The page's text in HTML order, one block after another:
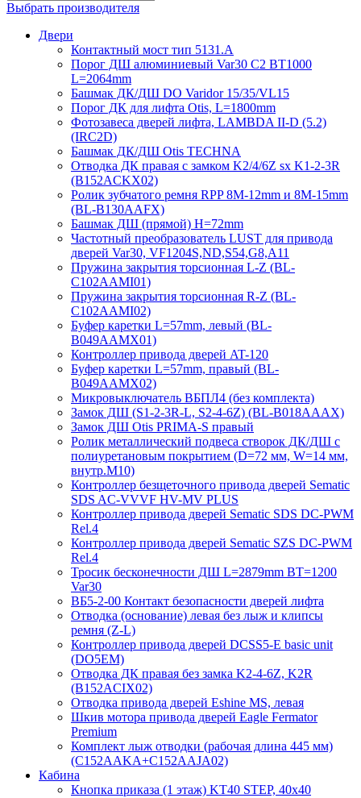
Выбрать производителя
Двери
Контактный мост тип 5131.A
Порог ДШ алюминиевый Var30 C2 BT1000
L=2064mm
Башмак ДК/ДШ DO Varidor 15/35/VL15
Порог ДК для лифта Otis, L=1800mm
Фотозавеса дверей лифта, LAMBDA II-D (5.2)
(IRC2D)
Башмак ДК/ДШ Otis TECHNA
Отводка ДК правая с замком K2/4/6Z sx K1-2-3R
(B152ACKX02)
Ролик зубчатого ремня RPP 8M-12mm и 8M-15mm
(BL-B130AAFX)
Башмак ДШ (прямой) H=72mm
Частотный преобразователь LUST для привода
дверей Var30, VF1204S,ND,S54,G8,A11
Пружина закрытия торсионная L-Z (BL-
C102AAMI01)
Пружина закрытия торсионная R-Z (BL-
C102AAMI02)
Буфер каретки L=57mm, левый (BL-
B049AAMX01)
Контроллер привода дверей AT-120
Буфер каретки L=57mm, правый (BL-
B049AAMX02)
Микровыключатель ВБПЛ4 (без комплекта)
Замок ДШ (S1-2-3R-L, S2-4-6Z) (BL-B018AAAX)
Замок ДШ Otis PRIMA-S правый
Ролик металлический подвеса створок ДК/ДШ с
полиуретановым покрытием (D=72 мм, W=14 мм,
внутр.М10)
Контроллер безщеточного привода дверей Sematiс
SDS AC-VVVF HV-MV PLUS
Контроллер привода дверей Sematic SDS DC-PWM
Rel.4
Контроллер привода дверей Sematic SZS DC-PWM
Rel.4
Тросик бесконечности ДШ L=2879mm BT=1200
Var30
ВБ5-2-00 Контакт безопасности дверей лифта
Отводка (основание) левая без лыж и клипсы
ремня (Z-L)
Контроллер привода дверей DCSS5-E basic unit
(DO5EM)
Отводка ДК правая без замка K2-4-6Z, K2R
(B152ACIX02)
Отводка привода дверей Eshine MS, левая
Шкив мотора привода дверей Eagle Fermator
Premium
Комплект лыж отводки (рабочая длина 445 мм)
(C152AAKA+C152AAJA02)
Кабина
Кнопка приказа (1 этаж) KT40 STEP, 40х40